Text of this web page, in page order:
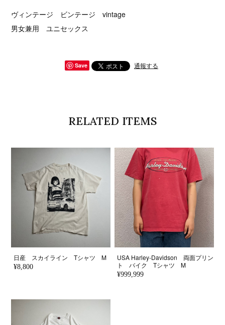
ヴィンテージ ビンテージ vintage
男女兼用 ユニセックス
Save 通報する
RELATED ITEMS
日産 スカイライン Tシャツ M
¥8,800
USA Harley-Davidson 両面プリン
ト バイク Tシャツ M
¥999,999